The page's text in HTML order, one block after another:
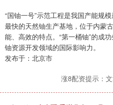
“国铀一号”示范工程是我国产能规
最快的天然铀生产基地，位于内蒙
能、高效的特点。“第一桶铀”的成
铀资源开发领域的国际影响力。
发布于：北京市
涨8配资提示：